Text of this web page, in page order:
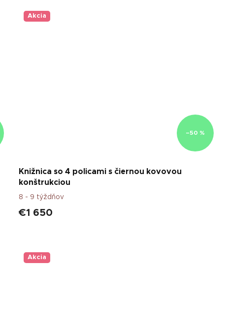
Akcia
–50 %
Knižnica so 4 policami s čiernou kovovou
konštrukciou
8 - 9 týždňov
€1 650
Akcia